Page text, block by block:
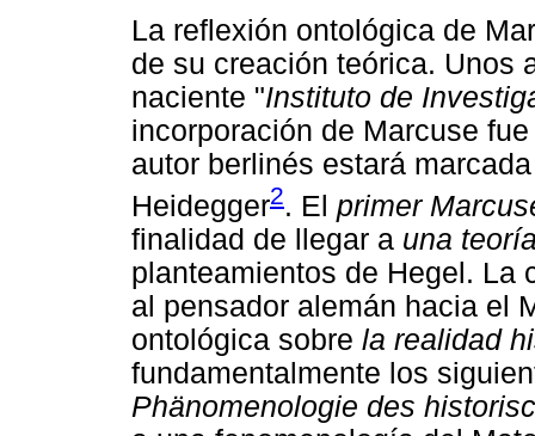
La reflexión ontológica de
de su creación teórica. Unos
naciente "Instituto de
incorporación de Marcuse
autor berlinés estará
Heidegger2. El primer
finalidad de llegar a una
planteamientos de Hegel. La
al pensador alemán hacia el
ontológica sobre la realidad
fundamentalmente los
Phänomenologie des